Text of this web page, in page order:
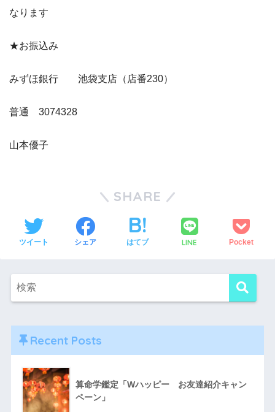
なります
★お振込み
みずほ銀行 池袋支店（店番230）
普通 3074328
山本優子
SHARE
ツイート シェア はてブ LINE Pocket
Recent Posts
算命学鑑定「Wハッピー お友達紹介キャン
ペーン」